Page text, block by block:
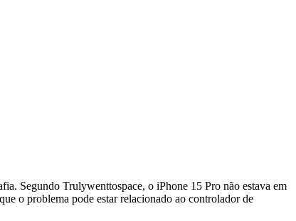
Segundo Trulywenttospace, o iPhone 15 Pro não estava em
o problema pode estar relacionado ao controlador de